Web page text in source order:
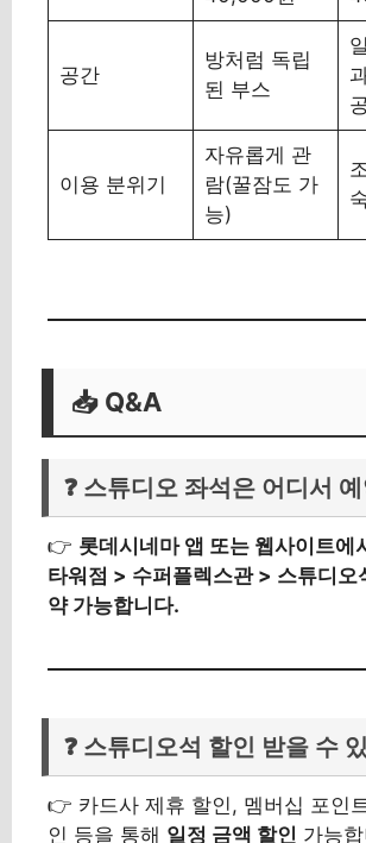
공간
방처럼 독립
된 부스
이용 분위기
자유롭게 관
람(꿀잠도 가
능)
📥 Q&A
❓ 스튜디오 좌석은 어디서
👉 롯데시네마 앱 또는 웹사이트에
타워점 > 수퍼플렉스관 > 스튜디오
약 가능합니다.
❓ 스튜디오석 할인 받을 수
👉 카드사 제휴 할인, 멤버십 포인
인 등을 통해 일정 금액 할인 가능